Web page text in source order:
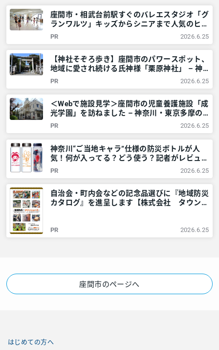
座間市・相武台前駅すぐのバレエスタジオ「グ
ランワルツ」キッズからシニアまで人気のヒミ
ツを調査 – 神奈川・東京多摩のご近所情報 –
レアリア
PR 2026.6.25
【神社そぞろ歩き】座間市のパワースポット、
地域に愛され続ける氏神様「栗原神社」 – 神
奈川・東京多摩のご近所情報 – レアリア
PR 2026.6.25
＜Webで施設見学＞座間市の児童養護施設「成
光学園」を訪ねました – 神奈川・東京多摩の
ご近所情報 – レアリア
PR 2026.6.25
神奈川“ご当地キャラ”仕様の防災ボトルが人
気！何が入ってる？どう使う？記者がレビュー
してみました – 神奈川・東京多摩のご近所情
報 – レアリア
PR 2026.6.25
自治会・町内会などの記念品選びに『地域防災
カタログ』を進呈します【株式会社 タウンニ
PR 2026.6.25
座間市のページへ
はじめての方へ